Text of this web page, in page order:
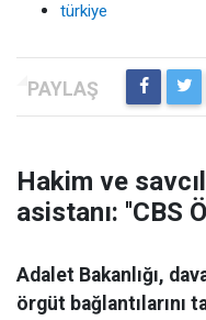
türkiye
Hakim ve
asistanı: ''CBS
Adalet Bakanlığı,
örgüt bağlantılarını